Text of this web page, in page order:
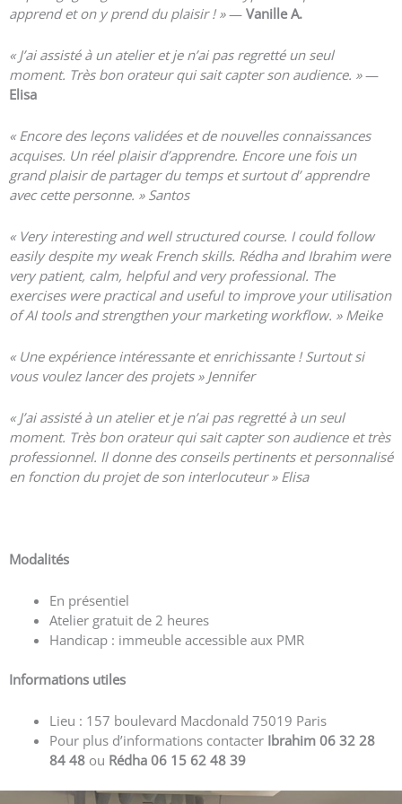
apprend et on y prend du plaisir ! »— Vanille A.
« J’ai assisté à un atelier et je n’ai pas regretté un seul
moment. Très bon orateur qui sait capter son audience. »—
Elisa
« Encore des leçons validées et de nouvelles connaissances
acquises. Un réel plaisir d’apprendre. Encore une fois un
grand plaisir de partager du temps et surtout d’ apprendre
avec cette personne. » Santos
« Very interesting and well structured course. I could follow
easily despite my weak French skills. Rédha and Ibrahim were
very patient, calm, helpful and very professional. The
exercises were practical and useful to improve your utilisation
of AI tools and strengthen your marketing workflow. » Meike
« Une expérience intéressante et enrichissante ! Surtout si
vous voulez lancer des projets » Jennifer
« J’ai assisté à un atelier et je n’ai pas regretté à un seul
moment. Très bon orateur qui sait capter son audience et très
professionnel. Il donne des conseils pertinents et personnalisé
en fonction du projet de son interlocuteur » Elisa
Modalités
En présentiel
Atelier gratuit de 2 heures
Handicap : immeuble accessible aux PMR
Informations utiles
Lieu : 157 boulevard Macdonald 75019 Paris
Pour plus d’informations contacter Ibrahim 06 32 28
84 48 ou Rédha 06 15 62 48 39